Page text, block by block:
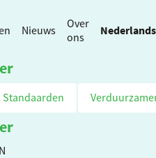
Nieuws
Over
ons
Nederlands
Standaarden